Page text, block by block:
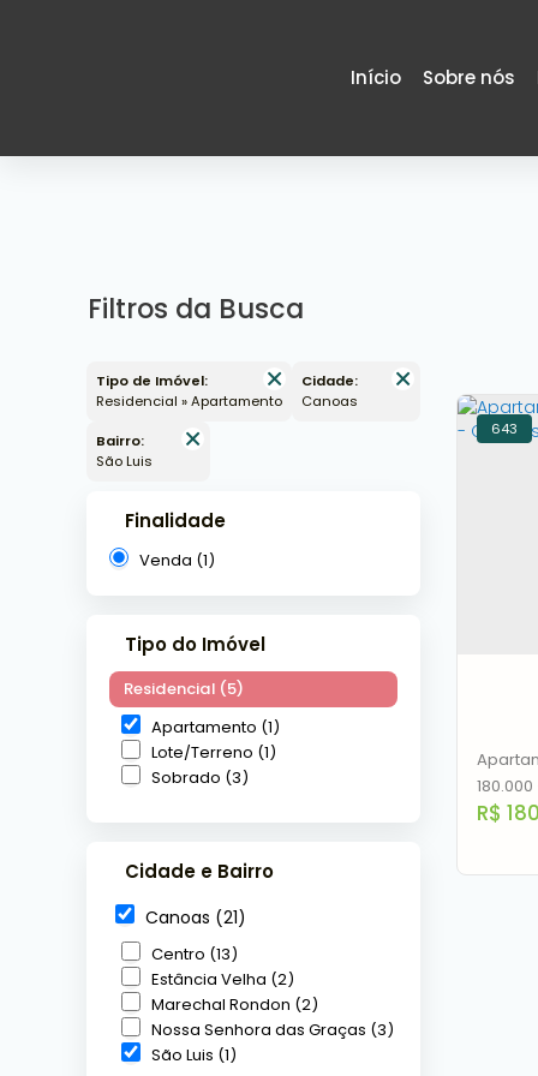
Sobre nós
Início
Filtros da Busca
Tipo de Imóvel:
Residencial » Apartamento
Cidade:
Canoas
Bairro:
São Luis
Finalidade
Venda (1)
Tipo do Imóvel
Residencial (5)
Apartamento (1)
Lote/Terreno (1)
Sobrado (3)
Cidade e Bairro
Canoas (21)
Centro (13)
Estância Velha (2)
Marechal Rondon (2)
Nossa Senhora das Graças (3)
São Luis (1)
643
R$
com